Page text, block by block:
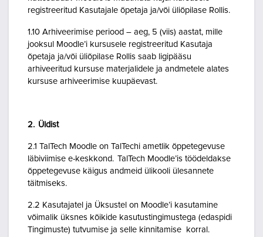
registreeritud Kasutajale õpetaja ja/või üliõpilase Rollis.
1.10 Arhiveerimise periood – aeg, 5 (viis) aastat, mille
jooksul Moodle’i kursusele registreeritud Kasutaja
õpetaja ja/või üliõpilase Rollis saab ligipääsu
arhiveeritud kursuse materjalidele ja andmetele alates
kursuse arhiveerimise kuupäevast.
2. Üldist
2.1 TalTech Moodle on TalTechi ametlik õppetegevuse
läbiviimise e-keskkond. TalTech Moodle’is töödeldakse
õppetegevuse käigus andmeid ülikooli ülesannete
täitmiseks.
2.2 Kasutajatel ja Üksustel on Moodle’i kasutamine
võimalik üksnes kõikide kasutustingimustega (edaspidi
Tingimuste) tutvumise ja selle kinnitamise korral.